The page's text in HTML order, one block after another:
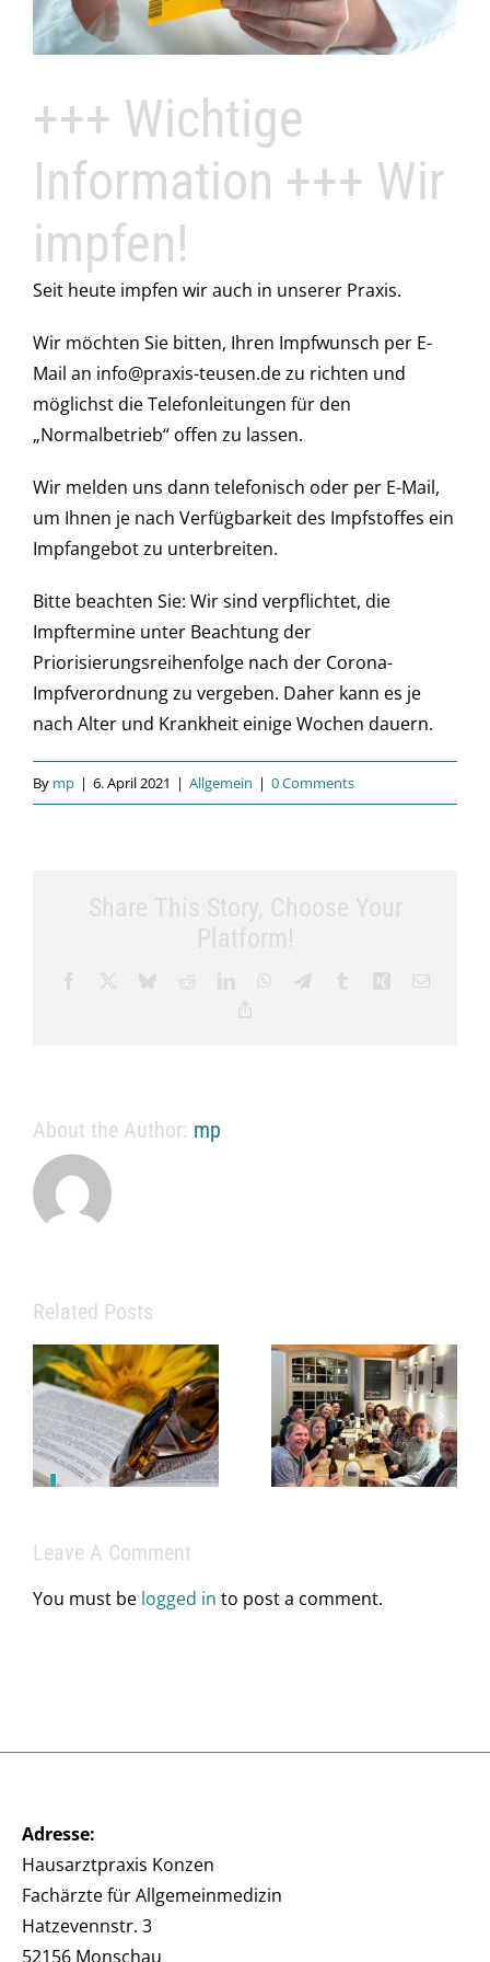
+++ Wichtige
Information +++ Wir
impfen!
Seit heute impfen wir auch in unserer Praxis.
Wir möchten Sie bitten, Ihren Impfwunsch per E-
Mail an info@praxis-teusen.de zu richten und
möglichst die Telefonleitungen für den
„Normalbetrieb“ offen zu lassen.
Wir melden uns dann telefonisch oder per E-Mail,
um Ihnen je nach Verfügbarkeit des Impfstoffes ein
Impfangebot zu unterbreiten.
Bitte beachten Sie: Wir sind verpflichtet, die
Impftermine unter Beachtung der
Priorisierungsreihenfolge nach der Corona-
Impfverordnung zu vergeben. Daher kann es je
nach Alter und Krankheit einige Wochen dauern.
By mp | 6. April 2021 | Allgemein | 0 Comments
Share This Story, Choose Your
Platform!
Facebook BlueskyRedditLinkedInWhatsApp
TelegramTumblr Xing Email
About the Author: mp
Related PostsEine starke
Praxis
braucht mehr
als
medizinisches
Fachwissen
Team.
Info zu
im Juni
Leave A Comment
You must be logged in to post a comment.
Adresse:
Hausarztpraxis Konzen
Fachärzte für Allgemeinmedizin
Hatzevennstr. 3
52156 Monschau